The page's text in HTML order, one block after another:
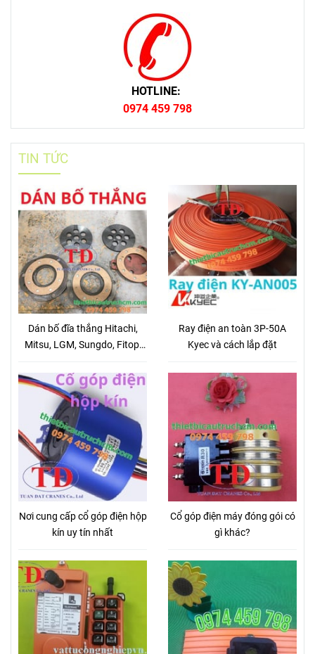
HOTLINE:
0974 459 798
TIN TỨC
Dán bố đĩa thắng Hitachi,
Mitsu, LGM, Sungdo, Fitop,
Ray điện an toàn 3P-50A
Kyec và cách lắp đặt
Nơi cung cấp cổ góp điện hộp
kín uy tín nhất
Cổ góp điện máy đóng gói có
gì khác?